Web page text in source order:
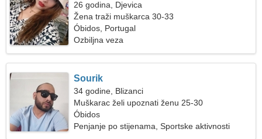
26 godina, Djevica
Žena traži muškarca 30-33
Óbidos, Portugal
Ozbiljna veza
Sourik
34 godine, Blizanci
Muškarac želi upoznati ženu 25-30
Óbidos
Penjanje po stijenama, Sportske aktivnosti